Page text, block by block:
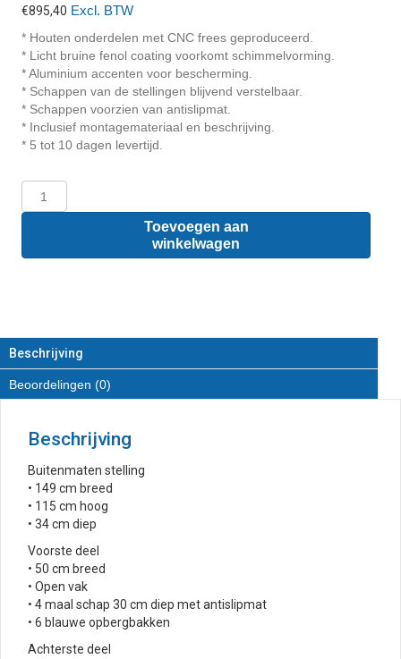
€895,40 Excl. BTW
* Houten onderdelen met CNC frees geproduceerd.
* Licht bruine fenol coating voorkomt schimmelvorming.
* Aluminium accenten voor bescherming.
* Schappen van de stellingen blijvend verstelbaar.
* Schappen voorzien van antislipmat.
* Inclusief montagemateriaal en beschrijving.
* 5 tot 10 dagen levertijd.
Scudo
Houten
links
T4
aantal
Toevoegen aan
winkelwagen
Beschrijving
Beoordelingen (0)
Beschrijving
Buitenmaten stelling
• 149 cm breed
• 115 cm hoog
• 34 cm diep
Voorste deel
• 50 cm breed
• Open vak
• 4 maal schap 30 cm diep met antislipmat
• 6 blauwe opbergbakken
Achterste deel